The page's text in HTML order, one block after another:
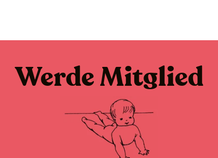
Werde Mitglied